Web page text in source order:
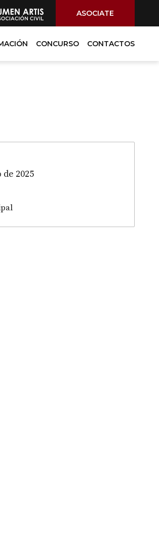
ASOCIATE
CONCURSO CONTACTOS
de 2025